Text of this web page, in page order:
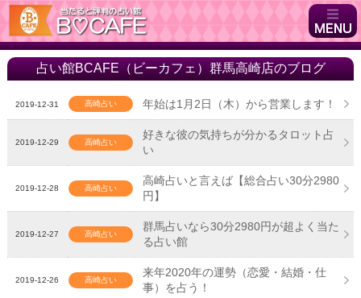
占い館BCAFE（ビーカフェ）群馬高崎店のブログ
2019-12-31 高崎占い 年始は1月2日（木）から営業します！
2019-12-29 高崎占い
好きな彼の気持ちが分かるタロット占
い
2019-12-28 高崎占い
高崎占いと言えば【総合占い30分2980
円】
2019-12-27 高崎占い
群馬占いなら30分2980円が超よく当た
る占い館
2019-12-26 高崎占い
来年2020年の運勢（恋愛・結婚・仕
事）を占う！